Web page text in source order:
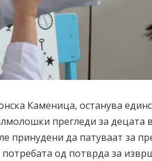
Каменица, останува
прегледи за децата
принудени да патуваат за
од потврда за